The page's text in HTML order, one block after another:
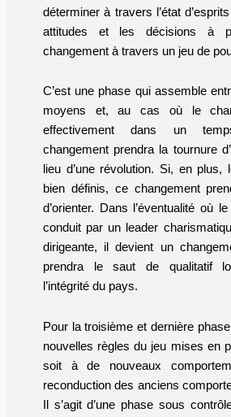
déterminer à travers l’état
attitudes et les décisions à
changement à travers un jeu de
C’est une phase qui assemble
moyens et, au cas où le
effectivement dans un
changement prendra la tournure
lieu d’une révolution. Si, en plus,
bien définis, ce changement
d’orienter. Dans l’éventualité où
conduit par un leader
dirigeante, il devient un
prendra le saut de qualitatif
l’intégrité du pays.
Pour la troisième et dernière
nouvelles règles du jeu mises en
soit à de nouveaux
reconduction des anciens
Il s’agit d’une phase sous